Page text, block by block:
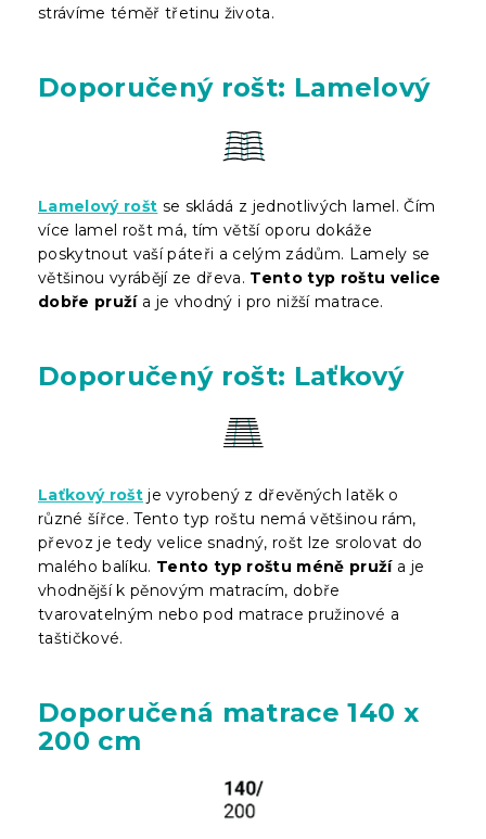
strávíme téměř třetinu života.
Doporučený rošt: Lamelový
Lamelový rošt se skládá z jednotlivých lamel. Čím
více lamel rošt má, tím větší oporu dokáže
poskytnout vaší páteři a celým zádům. Lamely se
většinou vyrábějí ze dřeva. Tento typ roštu velice
dobře pružía je vhodný i pro nižší matrace.
Doporučený rošt: Laťkový
Laťkový rošt je vyrobený z dřevěných latěk o
různé šířce. Tento typ roštu nemá většinou rám,
převoz je tedy velice snadný, rošt lze srolovat do
malého balíku. Tento typ roštu méně pružía je
vhodnější k pěnovým matracím, dobře
tvarovatelným nebo pod matrace pružinové a
taštičkové.
Doporučená matrace 140 x
200 cm